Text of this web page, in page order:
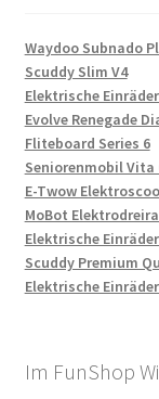
Waydoo Subnado
Scuddy Slim V4
Elektrische
Evolve Renegade
Fliteboard Series 6
Seniorenmobil Vita
E-Twow
MoBot
Elektrische
Scuddy Premium
Elektrische
Im FunShop